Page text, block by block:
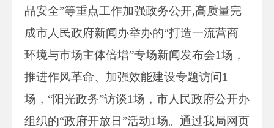
品安全”等重点工作加强政务公开,高质量完
成市人民政府新闻办举办的“打造一流营商
环境与市场主体倍增”专场新闻发布会1场，
推进作风革命、加强效能建设专题访问1
场，“阳光政务”访谈1场，市人民政府公开办
组织的“政府开放日”活动1场。通过我局网页